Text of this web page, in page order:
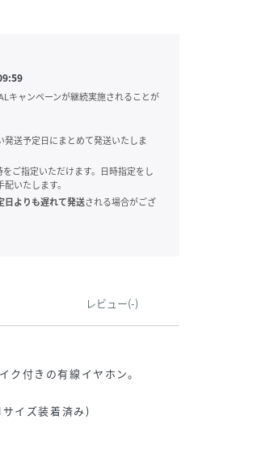
キャンペーンが継続実施されることが
送予定日にまとめて発送いたしま
ご指定いただけます。日時指定をし
いたします。
よりも遅れて発送される場合がござ
レビュー(-)
ク付きの有線イヤホン。
イズ装着済み)